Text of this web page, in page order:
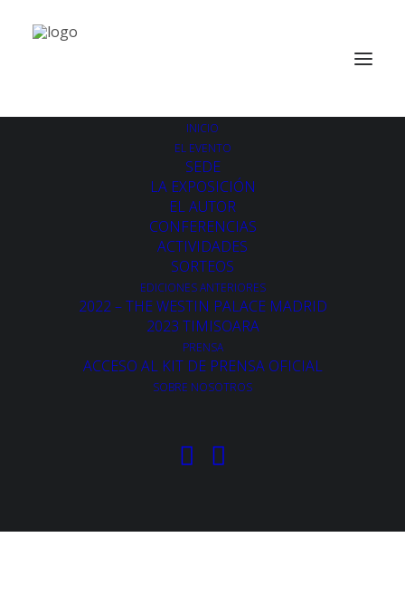
INICIO
EL EVENTO
SEDE
LA EXPOSICIÓN
EL AUTOR
CONFERENCIAS
ACTIVIDADES
SORTEOS
EDICIONES ANTERIORES
2022 – THE WESTIN PALACE MADRID
2023 TIMISOARA
PRENSA
ACCESO AL KIT DE PRENSA OFICIAL
SOBRE NOSOTROS